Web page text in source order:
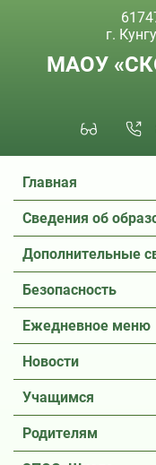
г.
МАОУ
Главная
Сведения об
Дополнительные
Безопасность
Ежедневное меню
Новости
Учащимся
Родителям